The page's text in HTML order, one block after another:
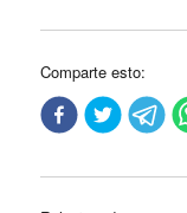
Comparte esto: